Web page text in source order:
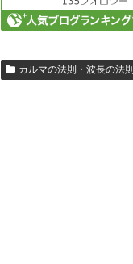
カルマの法則・波長の法則